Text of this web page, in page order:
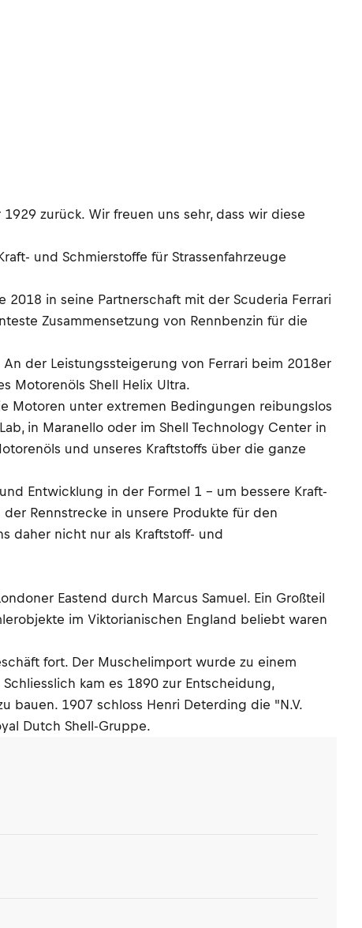
zurück. Wir freuen uns sehr, dass wir diese
und Schmierstoffe für Strassenfahrzeuge
in seine Partnerschaft mit der Scuderia Ferrari
Zusammensetzung von Rennbenzin für die
der Leistungssteigerung von Ferrari beim 2018er
Motorenöls Shell Helix Ultra.
Motoren unter extremen Bedingungen reibungslos
in Maranello oder im Shell Technology Center in
und unseres Kraftstoffs über die ganze
Entwicklung in der Formel 1 – um bessere Kraft-
Rennstrecke in unsere Produkte für den
daher nicht nur als Kraftstoff- und
Eastend durch Marcus Samuel. Ein Großteil
im Viktorianischen England beliebt waren
fort. Der Muschelimport wurde zu einem
kam es 1890 zur Entscheidung,
bauen. 1907 schloss Henri Deterding die "N.V.
Dutch Shell-Gruppe.